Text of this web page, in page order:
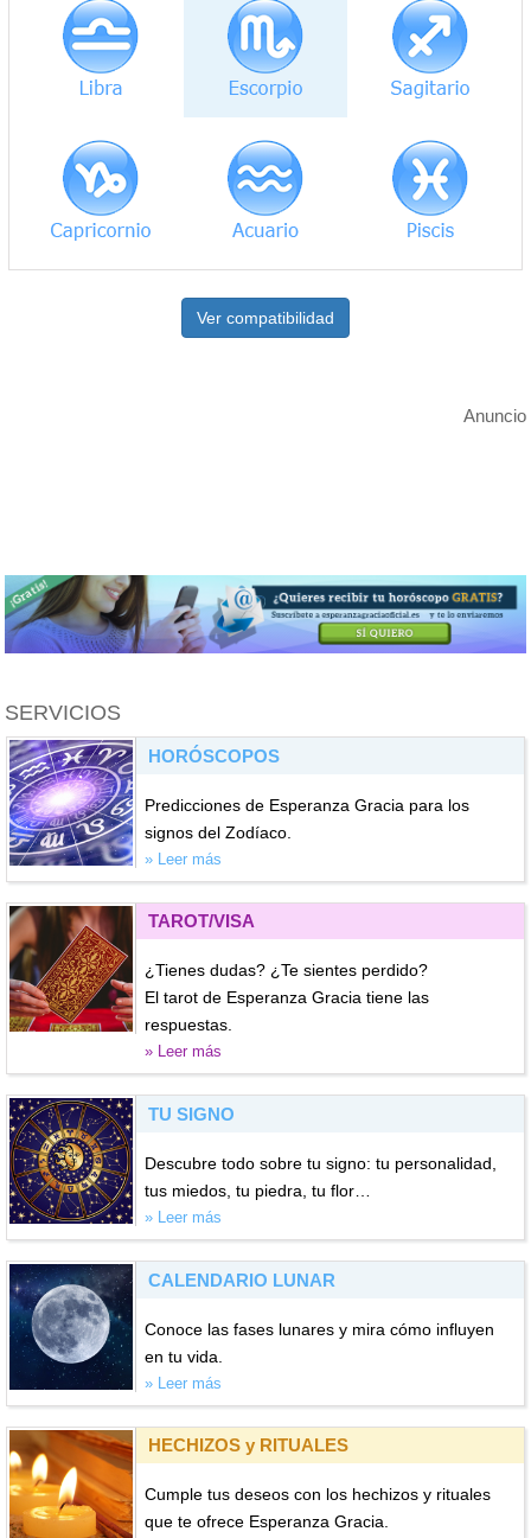
Ver compatibilidad
Anuncio
SERVICIOS
HORÓSCOPOS
Predicciones de Esperanza Gracia para los
signos del Zodíaco.
» Leer más
TAROT/VISA
¿Tienes dudas? ¿Te sientes perdido?
El tarot de Esperanza Gracia tiene las
respuestas.
» Leer más
TU SIGNO
Descubre todo sobre tu signo: tu personalidad,
tus miedos, tu piedra, tu flor…
» Leer más
CALENDARIO LUNAR
Conoce las fases lunares y mira cómo influyen
en tu vida.
» Leer más
HECHIZOS y RITUALES
Cumple tus deseos con los hechizos y rituales
que te ofrece Esperanza Gracia.